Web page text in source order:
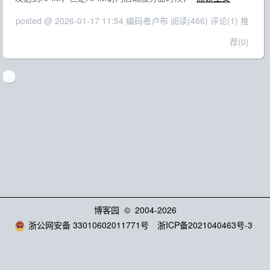
posted @ 2026-01-17 11:54 编码者卢布 阅读(466) 评论(1) 推
荐(0)
博客园 © 2004-2026
浙公网安备 33010602011771号
浙ICP备2021040463号-3